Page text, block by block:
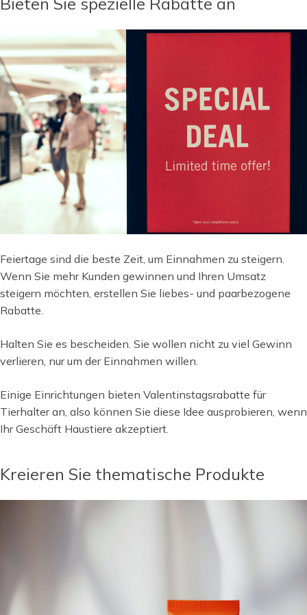
Feiertage sind die beste Zeit, um Einnahmen zu steigern.
Wenn Sie mehr Kunden gewinnen und Ihren Umsatz
steigern möchten, erstellen Sie liebes- und paarbezogene
Rabatte.
Halten Sie es bescheiden. Sie wollen nicht zu viel Gewinn
verlieren, nur um der Einnahmen willen.
Einige Einrichtungen bieten Valentinstagsrabatte für
Tierhalter an, also können Sie diese Idee ausprobieren, wenn
Ihr Geschäft Haustiere akzeptiert.
Kreieren Sie thematische Produkte